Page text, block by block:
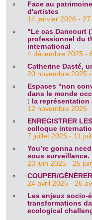
Face au
d'artistes
14 janvier 2026 -
"Le cas Dancourt
professionnel du
international
4 décembre 2025 -
Catherine Dasté,
20 novembre 2025
Espaces “non
dans le monde
: la représentation
12 novembre 2025
ENREGISTRER
colloque
7 juillet 2025 - 11
You’re gonna
sous surveillance.
23 juin 2025 - 25
COUPER/
24 avril 2025 - 26
Les enjeux socio-
transformations
ecological